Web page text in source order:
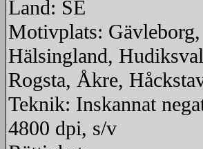
Land: SE
Motivplats: Gävleborg,
Hälsingland,
Rogsta, Åkre,
Teknik: Inskannat
4800 dpi, s/v